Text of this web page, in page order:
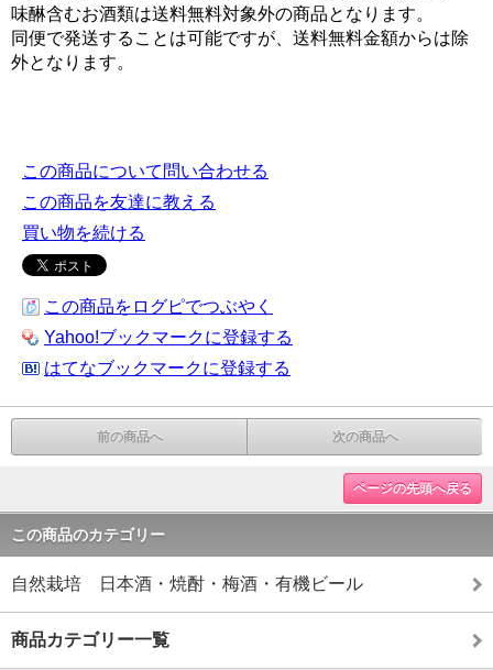
味醂含むお酒類は送料無料対象外の商品となります。
同便で発送することは可能ですが、送料無料金額からは除
外となります。
この商品について問い合わせる
この商品を友達に教える
買い物を続ける
この商品をログピでつぶやく
Yahoo!ブックマークに登録する
はてなブックマークに登録する
前の商品へ 次の商品へ
ページの先頭へ戻る
この商品のカテゴリー
自然栽培 日本酒・焼酎・梅酒・有機ビール
商品カテゴリー一覧